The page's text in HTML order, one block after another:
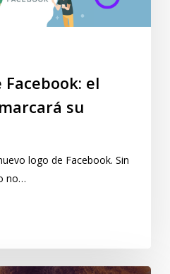
el
su
logo de Facebook. Sin
no…